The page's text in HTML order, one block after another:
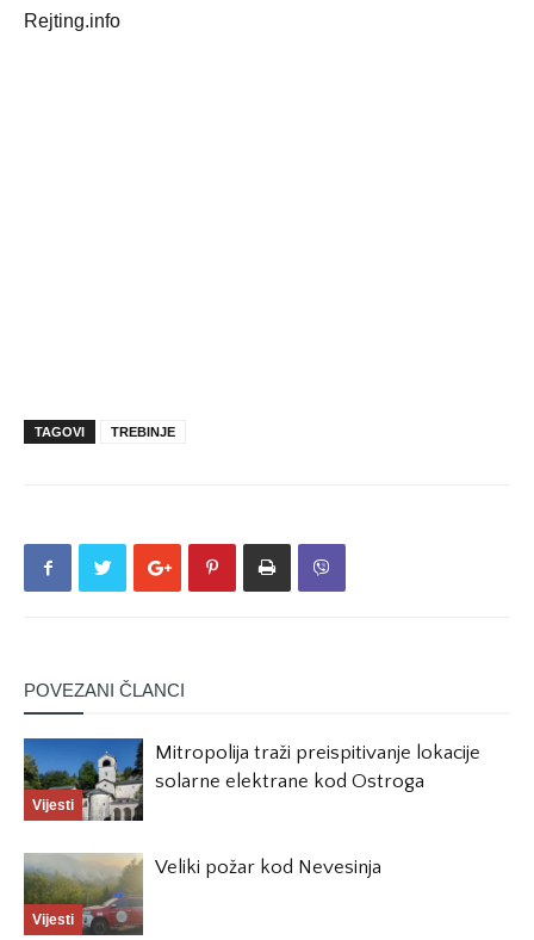
Rejting.info
TAGOVI TREBINJE
POVEZANI ČLANCI
Vijesti
Mitropolija traži preispitivanje lokacije
solarne elektrane kod Ostroga
Vijesti
Veliki požar kod Nevesinja